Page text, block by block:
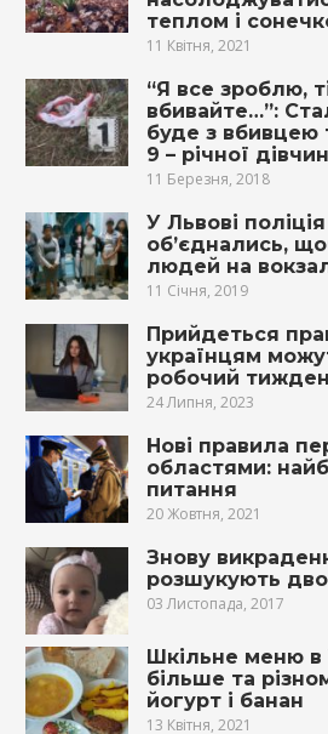
теплом і
11 Квітня, 2021
“Я все зроблю,
вбивайте…”:
буде з вбивцею
9 – річної
11 Березня, 2018
У Львові
об’єднались,
людей на
11 Січня, 2019
Прийдеться
українцям
робочий
24 Липня, 2023
Нові правила
областями:
питання
20 Жовтня, 2021
Знову
розшукують
03 Листопада, 2017
Шкільне меню в
більше та
йогурт і банан
13 Квітня, 2021